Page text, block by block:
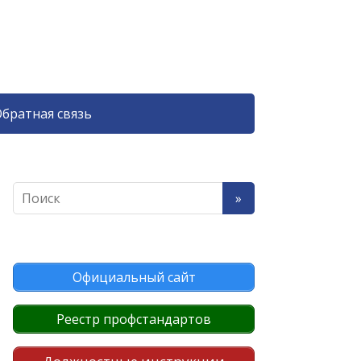
связь
Официальный сайт
Реестр профстандартов